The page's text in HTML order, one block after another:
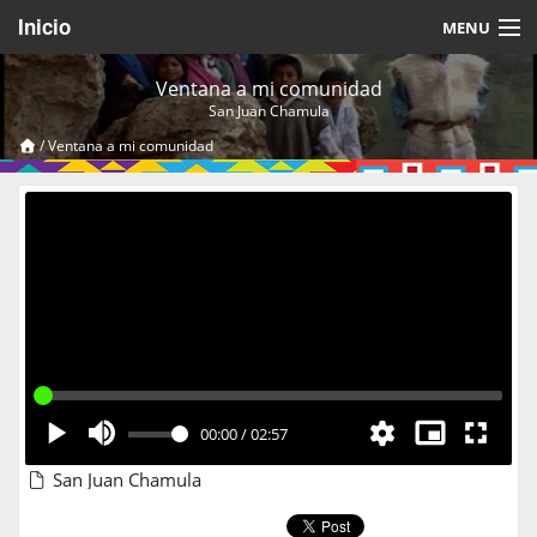
Inicio MENU
Acerca de
Videos Temáticos
Cerrar Sesión
Ventana a mi comunidad
San Juan Chamula
/Ventana a mi comunidad
00:00/02:57
San Juan Chamula